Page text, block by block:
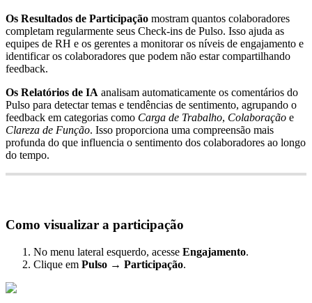
Os Resultados de Participação mostram quantos colaboradores
completam regularmente seus Check-ins de Pulso. Isso ajuda as
equipes de RH e os gerentes a monitorar os níveis de engajamento e
identificar os colaboradores que podem não estar compartilhando
feedback.
Os Relatórios de IA analisam automaticamente os comentários do
Pulso para detectar temas e tendências de sentimento, agrupando o
feedback em categorias como Carga de Trabalho, Colaboração e
Clareza de Função. Isso proporciona uma compreensão mais
profunda do que influencia o sentimento dos colaboradores ao longo
do tempo.
Como visualizar a participação
No menu lateral esquerdo, acesse Engajamento.
Clique em Pulso → Participação.